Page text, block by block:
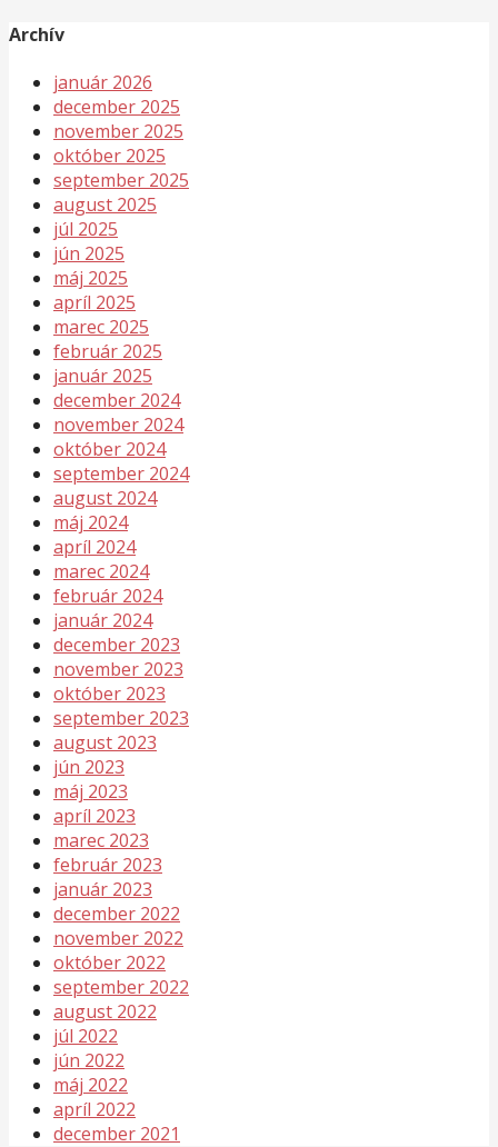
Archív
január 2026
december 2025
november 2025
október 2025
september 2025
august 2025
júl 2025
jún 2025
máj 2025
apríl 2025
marec 2025
február 2025
január 2025
december 2024
november 2024
október 2024
september 2024
august 2024
máj 2024
apríl 2024
marec 2024
február 2024
január 2024
december 2023
november 2023
október 2023
september 2023
august 2023
jún 2023
máj 2023
apríl 2023
marec 2023
február 2023
január 2023
december 2022
november 2022
október 2022
september 2022
august 2022
júl 2022
jún 2022
máj 2022
apríl 2022
december 2021